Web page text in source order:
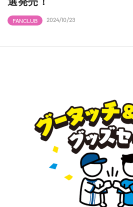
FANCLUB 2024/10/23